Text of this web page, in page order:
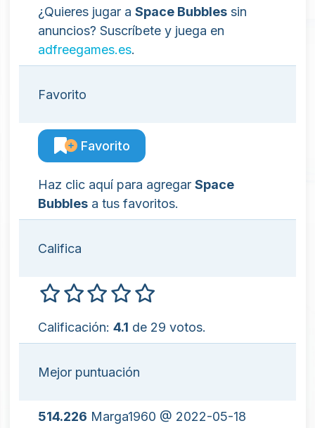
¿Quieres jugar a Space Bubbles sin
anuncios? Suscríbete y juega en
adfreegames.es.
Favorito
Favorito
Haz clic aquí para agregar Space
Bubbles a tus favoritos.
Califica
Calificación: 4.1 de 29 votos.
Mejor puntuación
514.226 Marga1960 @ 2022-05-18